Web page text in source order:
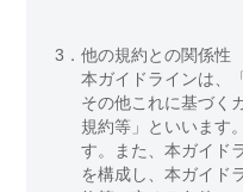
3．他の規約との関係性
本ガイドラインは、
その他これに基づく
規約等」といいます
す。また、本ガイド
を構成し、本ガイド